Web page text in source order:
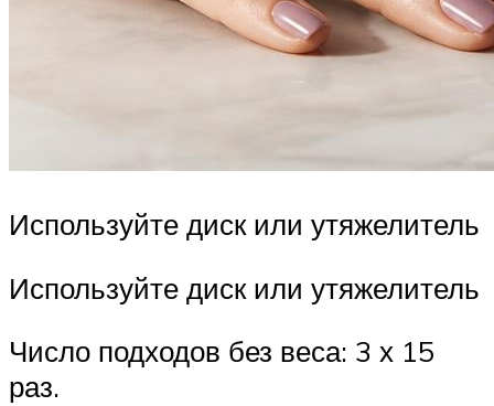
Используйте диск или утяжелитель
Используйте диск или утяжелитель
Число подходов без веса: 3 х 15
раз.